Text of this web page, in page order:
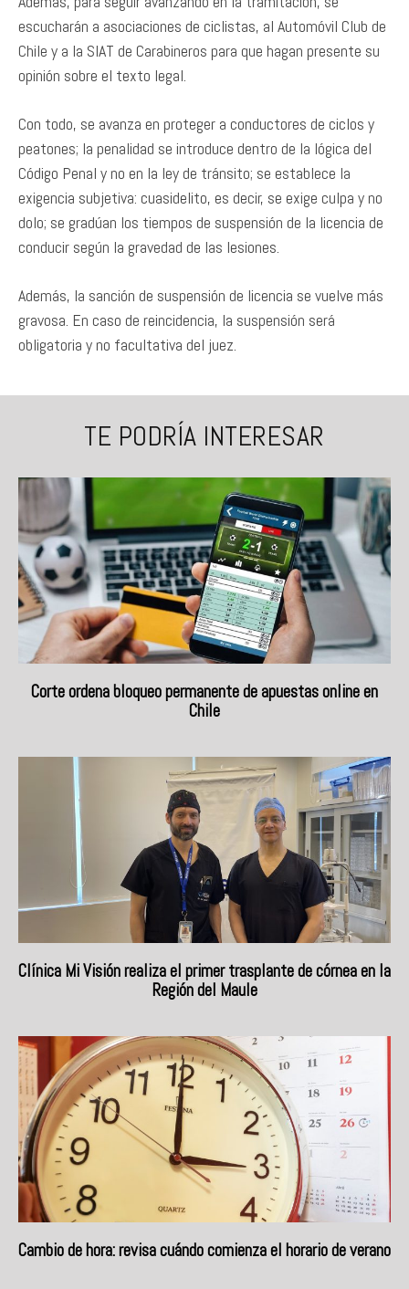
escucharán a asociaciones de ciclistas, al Automóvil Club de
Chile y a la SIAT de Carabineros para que hagan presente su
opinión sobre el texto legal.
Con todo, se avanza en proteger a conductores de ciclos y
peatones; la penalidad se introduce dentro de la lógica del
Código Penal y no en la ley de tránsito; se establece la
exigencia subjetiva: cuasidelito, es decir, se exige culpa y no
dolo; se gradúan los tiempos de suspensión de la licencia de
conducir según la gravedad de las lesiones.
Además, la sanción de suspensión de licencia se vuelve más
gravosa. En caso de reincidencia, la suspensión será
obligatoria y no facultativa del juez.
TE PODRÍA INTERESAR
Corte ordena bloqueo permanente de apuestas online en
Chile
Clínica Mi Visión realiza el primer trasplante de córnea en la
Región del Maule
Cambio de hora: revisa cuándo comienza el horario de verano